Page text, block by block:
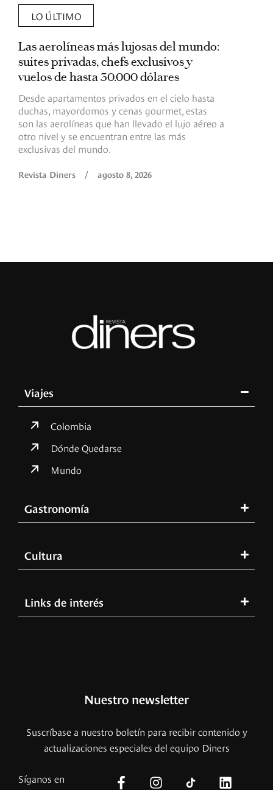
LO ÚLTIMO
Las aerolíneas más lujosas del mundo:
suites privadas, chefs exclusivos y
vuelos de hasta 30.000 dólares
Desde apartamentos privados en el cielo hasta
duchas, mayordomos y cenas gourmet, estas
son las aerolíneas que han llevado el lujo aéreo a
otro nivel y se encuentran entre las más
exclusivas del mundo.
Revista Diners / agosto 8, 2026
Viajes
Colombia
Dónde Quedarse
Mundo
Gastronomía
Cultura
Links de interés
Nuestro newsletter
Suscríbase a nuestro boletín para recibir contenido y
actualizaciones especiales del equipo Diners
Síganos en